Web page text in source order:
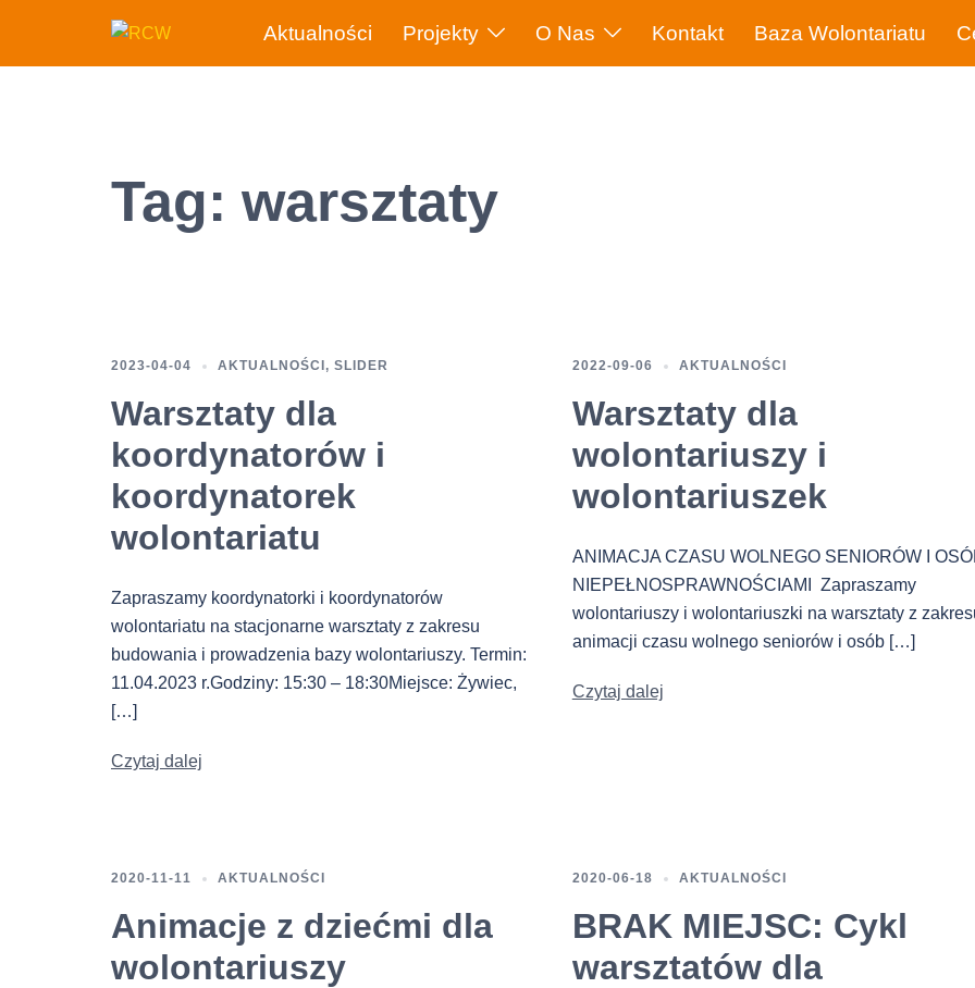
treści
Aktualności Projekty O Nas Kontakt Baza Wolontariatu
Tag: warsztaty
2023-04-04 AKTUALNOŚCI , SLIDER
Warsztaty dla
koordynatorów i
koordynatorek
wolontariatu
Zapraszamy koordynatorki i koordynatorów
wolontariatu na stacjonarne warsztaty z zakresu
budowania i prowadzenia bazy wolontariuszy. Termin:
11.04.2023 r.Godziny: 15:30 – 18:30Miejsce: Żywiec,
[…]
Czytaj dalej
2022-09-06 AKTUALNOŚCI
Warsztaty dla
wolontariuszy i
wolontariuszek
ANIMACJA CZASU WOLNEGO SENIORÓW I
NIEPEŁNOSPRAWNOŚCIAMI Zapraszamy
wolontariuszy i wolontariuszki na warsztaty z
animacji czasu wolnego seniorów i osób […]
Czytaj dalej
2020-11-11 AKTUALNOŚCI
Animacje z dziećmi dla
wolontariuszy
2020-06-18 AKTUALNOŚCI
BRAK MIEJSC: Cykl
warsztatów dla